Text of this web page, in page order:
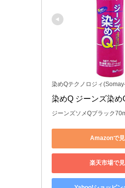
染めQテクノロジィ
染めQ ジーンズ染め
ジーンズソメQブラック
Amazonで
楽天市場で